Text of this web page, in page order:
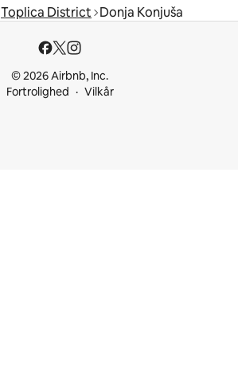
Toplica District Donja Konjuša
© 2026 Airbnb, Inc.
Fortrolighed
Vilkår